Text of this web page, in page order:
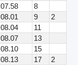
07.58
8
08.01 9
2
08.04
11
08.07
13
08.10
15
08.13 17
2